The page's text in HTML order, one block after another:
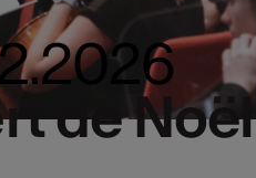
de Noël